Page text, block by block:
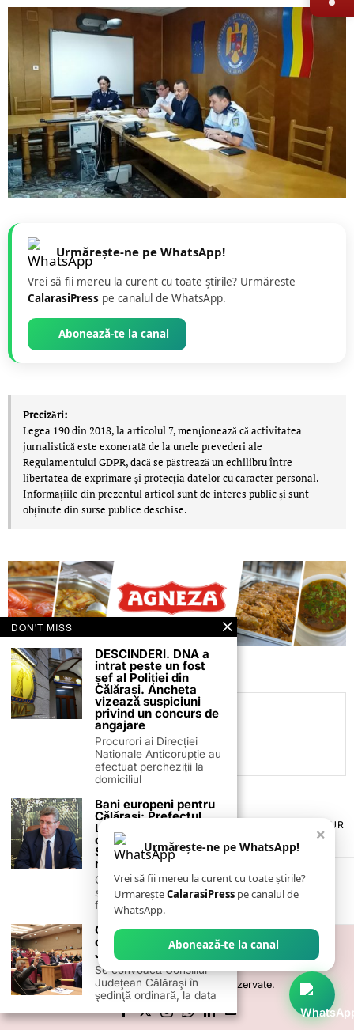
Urmărește-ne pe WhatsApp!
Vrei să fii mereu la curent cu toate știrile? Urmăreste
CalarasiPress pe canalul de WhatsApp.
Abonează-te la canal
Precizări:
Legea 190 din 2018, la articolul 7, menţionează că activitatea
jurnalistică este exonerată de la unele prevederi ale
Regulamentului GDPR, dacă se păstrează un echilibru între
libertatea de exprimare şi protecţia datelor cu caracter personal.
Informațiile din prezentul articol sunt de interes public și sunt
obținute din surse publice deschise.
C.C
TERMENI ȘI CONDIȚII
POLITICA DE ANULARE & RETUR
PUBLICITATE ONLINE & TIPĂRITĂ
CONTACT
ZIARUL ANUNȚUL CĂLĂRĂȘEAN
© 2026- Toate drepturile sunt rezervate.
×
Urmărește-ne pe WhatsApp!
Vrei să fii mereu la curent cu toate știrile?
UrmareșteCalarasiPress pe canalul de
WhatsApp.
Abonează-te la canal
DON'T MISS
DESCINDERI. DNA a
intrat peste un fost
șef al Poliției din
Călărași. Ancheta
vizează suspiciuni
privind un concurs de
angajare
Procurori ai Direcției
Naționale Anticorupție au
efectuat percheziții la
domiciliul
Bani europeni pentru
Călărași: Prefectul
Laurențiu State anunță
colaborarea cu ADR
Sud-Muntenia pentru
noi finanțări
Călărașul se pregătește
să intre pe harta
finanțărilor europene, cu
O nouă ședință
ordinară la Consiliul
Județean Călărași
Se convoacă Consiliul
Judeţean Călăraşi în
şedinţă ordinară, la data
Marian Iorga este noul